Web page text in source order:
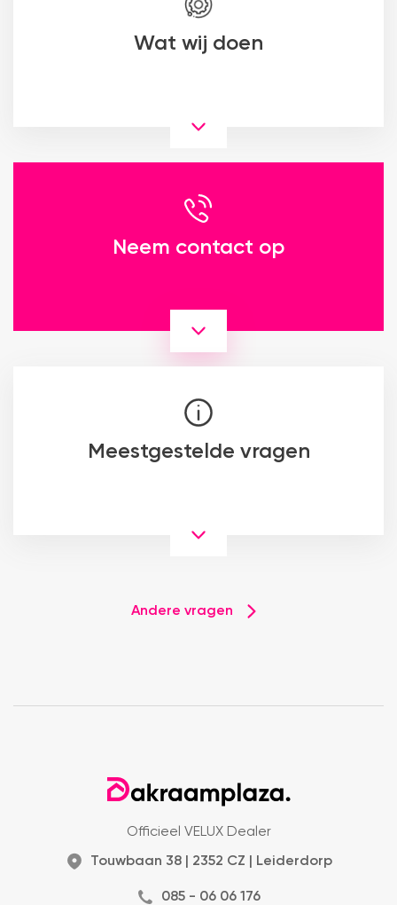
Wat wij doen
Neem contact op
Meestgestelde vragen
Andere vragen
Officieel VELUX Dealer
Touwbaan 38 | 2352 CZ | Leiderdorp
085 - 06 06 176